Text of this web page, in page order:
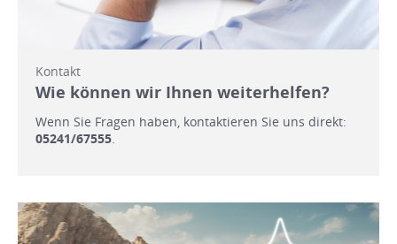
Kontakt
Wie können wir Ihnen weiterhelfen?
Wenn Sie Fragen haben, kontaktieren Sie uns direkt:
05241/67555.